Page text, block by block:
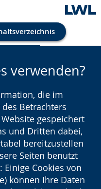
verwenden?
die im
Betrachters
gespeichert
und Dritten dabei,
bereitzustellen
Seiten benutzt
Cookies von
können Ihre Daten